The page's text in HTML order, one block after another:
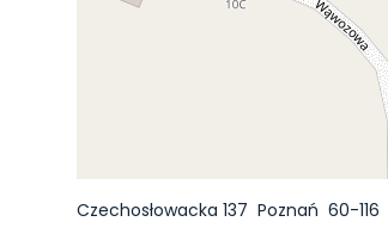
Czechosłowacka 137 Poznań 60-116